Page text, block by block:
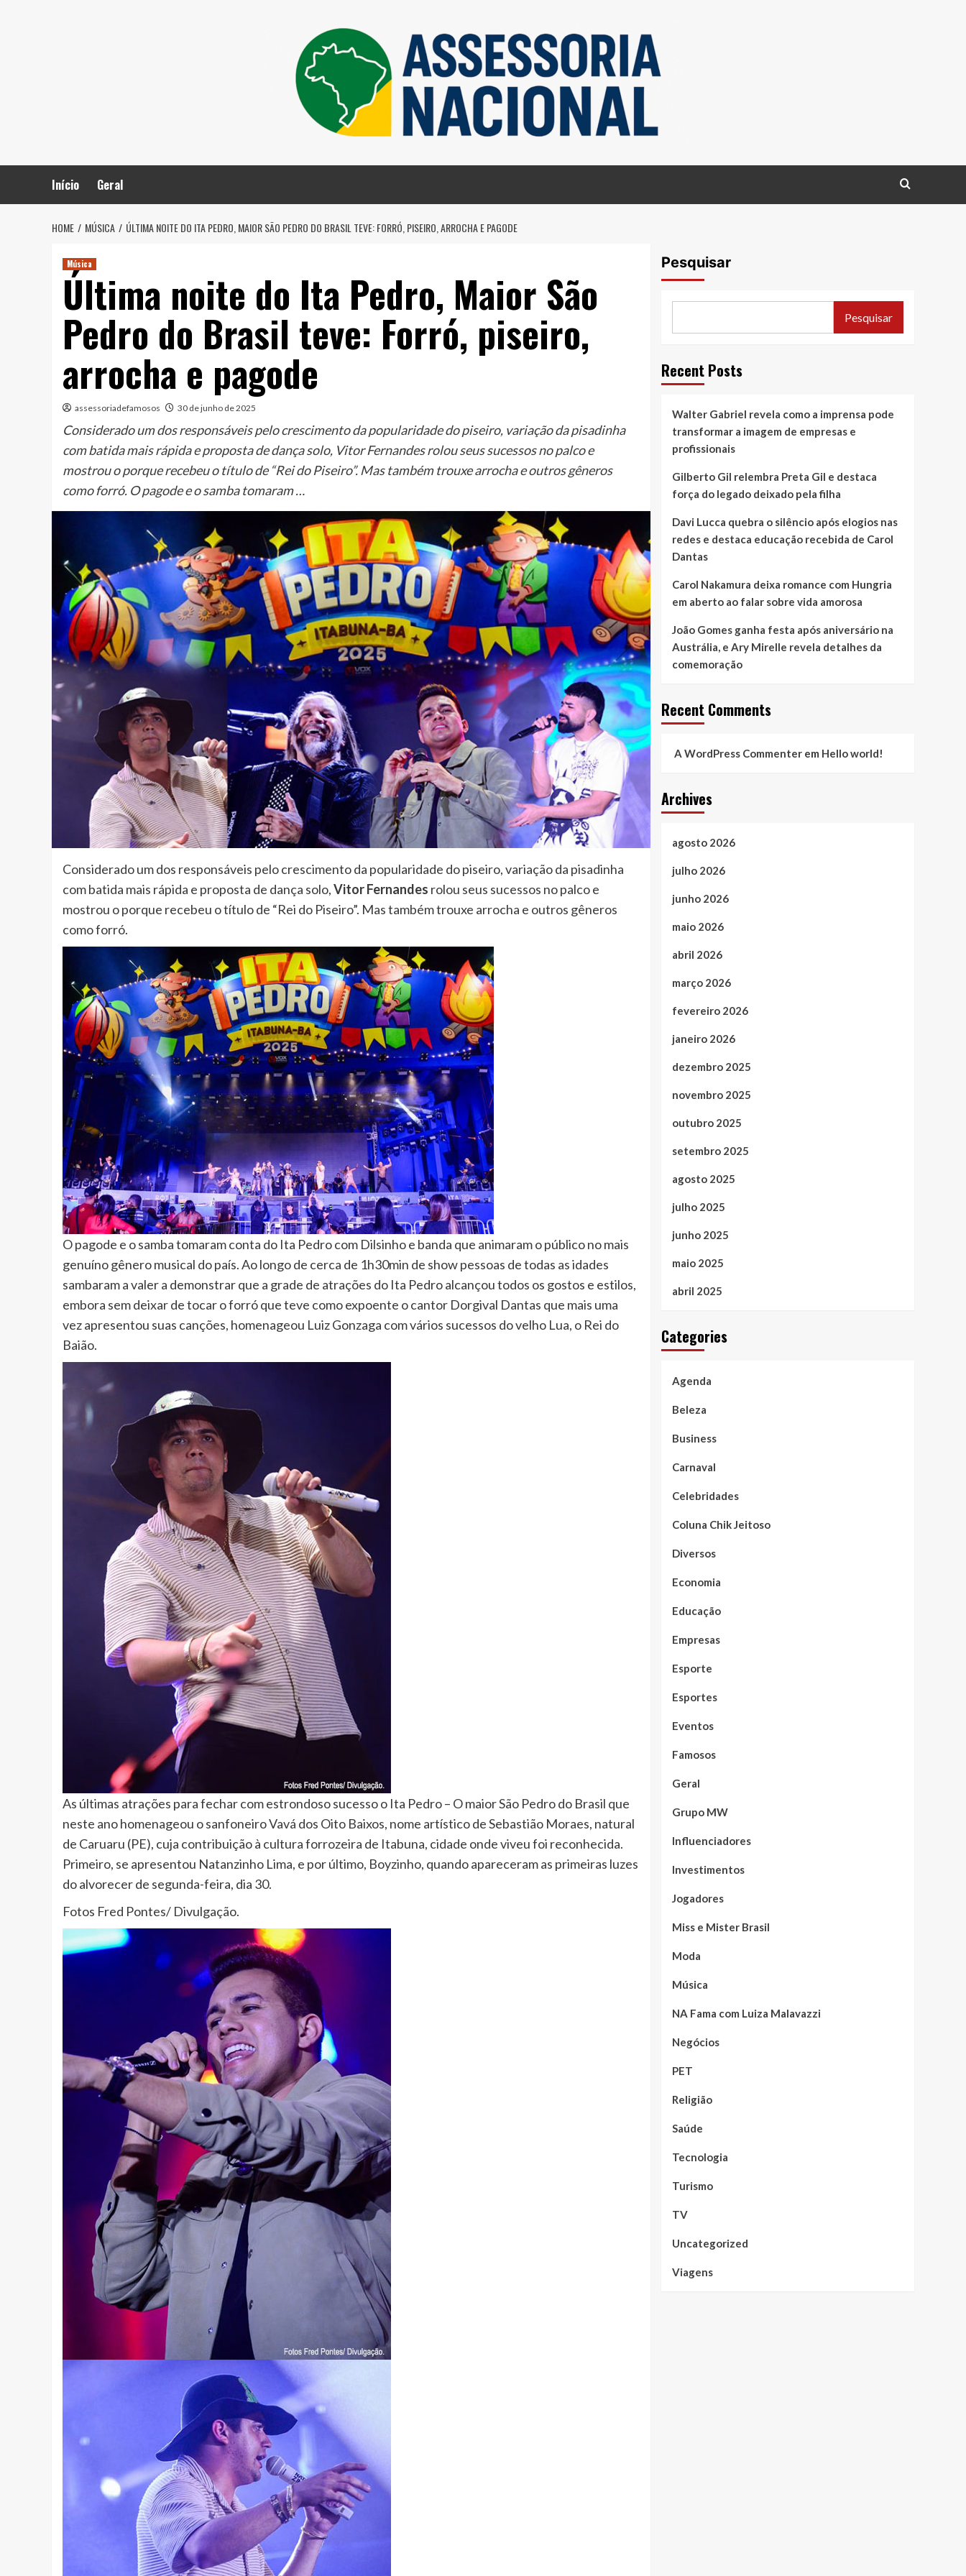
Início Geral
HOME MÚSICA ÚLTIMA NOITE DO ITA PEDRO, MAIOR SÃO PEDRO DO BRASIL TEVE: FORRÓ, PISEIRO, ARROCHA E PAGODE
Música
Última noite do Ita Pedro, Maior São
Pedro do Brasil teve: Forró, piseiro,
arrocha e pagode
assessoriadefamosos 30 de junho de 2025
Considerado um dos responsáveis pelo crescimento da popularidade do piseiro, variação da pisadinha
com batida mais rápida e proposta de dança solo, Vitor Fernandes rolou seus sucessos no palco e
mostrou o porque recebeu o título de “Rei do Piseiro”. Mas também trouxe arrocha e outros gêneros
como forró. O pagode e o samba tomaram …
Considerado um dos responsáveis pelo crescimento da popularidade do piseiro, variação da pisadinha
com batida mais rápida e proposta de dança solo,Vitor Fernandes rolou seus sucessos no palco e
mostrou o porque recebeu o título de “Rei do Piseiro”. Mas também trouxe arrocha e outros gêneros
como forró.
O pagode e o samba tomaram conta do Ita Pedro com Dilsinho e banda que animaram o público no mais
genuíno gênero musical do país. Ao longo de cerca de 1h30min de show pessoas de todas as idades
sambaram a valer a demonstrar que a grade de atrações do Ita Pedro alcançou todos os gostos e estilos,
embora sem deixar de tocar o forró que teve como expoente o cantor Dorgival Dantas que mais uma
vez apresentou suas canções, homenageou Luiz Gonzaga com vários sucessos do velho Lua, o Rei do
Baião.
As últimas atrações para fechar com estrondoso sucesso o Ita Pedro – O maior São Pedro do Brasil que
neste ano homenageou o sanfoneiro Vavá dos Oito Baixos, nome artístico de Sebastião Moraes, natural
de Caruaru (PE), cuja contribuição à cultura forrozeira de Itabuna, cidade onde viveu foi reconhecida.
Primeiro, se apresentou Natanzinho Lima, e por último, Boyzinho, quando apareceram as primeiras luzes
do alvorecer de segunda-feira, dia 30.
Fotos Fred Pontes/ Divulgação.
Pesquisar
Pesquisar
Recent Posts
Walter Gabriel revela como a imprensa pode
transformar a imagem de empresas e
profissionais
Gilberto Gil relembra Preta Gil e destaca
força do legado deixado pela filha
Davi Lucca quebra o silêncio após elogios nas
redes e destaca educação recebida de Carol
Dantas
Carol Nakamura deixa romance com Hungria
em aberto ao falar sobre vida amorosa
João Gomes ganha festa após aniversário na
Austrália, e Ary Mirelle revela detalhes da
comemoração
Recent Comments
A WordPress Commenterem Hello world!
Archives
agosto 2026
julho 2026
junho 2026
maio 2026
abril 2026
março 2026
fevereiro 2026
janeiro 2026
dezembro 2025
novembro 2025
outubro 2025
setembro 2025
agosto 2025
julho 2025
junho 2025
maio 2025
abril 2025
Categories
Agenda
Beleza
Business
Carnaval
Celebridades
Coluna Chik Jeitoso
Diversos
Economia
Educação
Empresas
Esporte
Esportes
Eventos
Famosos
Geral
Grupo MW
Influenciadores
Investimentos
Jogadores
Miss e Mister Brasil
Moda
Música
NA Fama com Luiza Malavazzi
Negócios
PET
Religião
Saúde
Tecnologia
Turismo
TV
Uncategorized
Viagens